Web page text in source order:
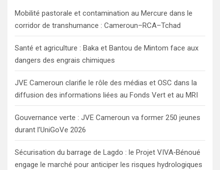
Mobilité pastorale et contamination au Mercure dans le
corridor de transhumance : Cameroun–RCA–Tchad
Santé et agriculture : Baka et Bantou de Mintom face aux
dangers des engrais chimiques
JVE Cameroun clarifie le rôle des médias et OSC dans la
diffusion des informations liées au Fonds Vert et au MRI
Gouvernance verte : JVE Cameroun va former 250 jeunes
durant l’UniGoVe 2026
Sécurisation du barrage de Lagdo : le Projet VIVA‑Bénoué
engage le marché pour anticiper les risques hydrologiques